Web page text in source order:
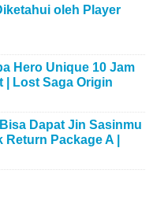
oleh Player
Hero Unique 10 Jam
| Lost Saga Origin
Dapat Jin Sasinmu
Package A |